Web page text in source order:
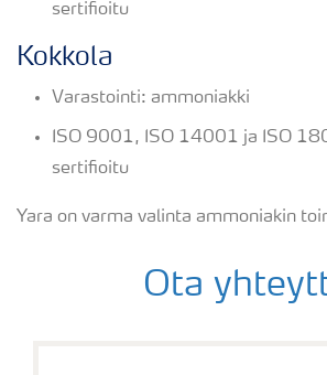
sertifioitu
Kokkola
Varastointi: ammoniakki
ISO 9001, ISO 14001 ja ISO
sertifioitu
Yara on varma valinta ammoniakin
Ota